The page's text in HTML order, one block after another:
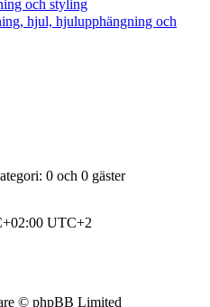
och styling
hjul, hjulupphängning och
0 och 0 gäster
UTC+2
© phpBB Limited